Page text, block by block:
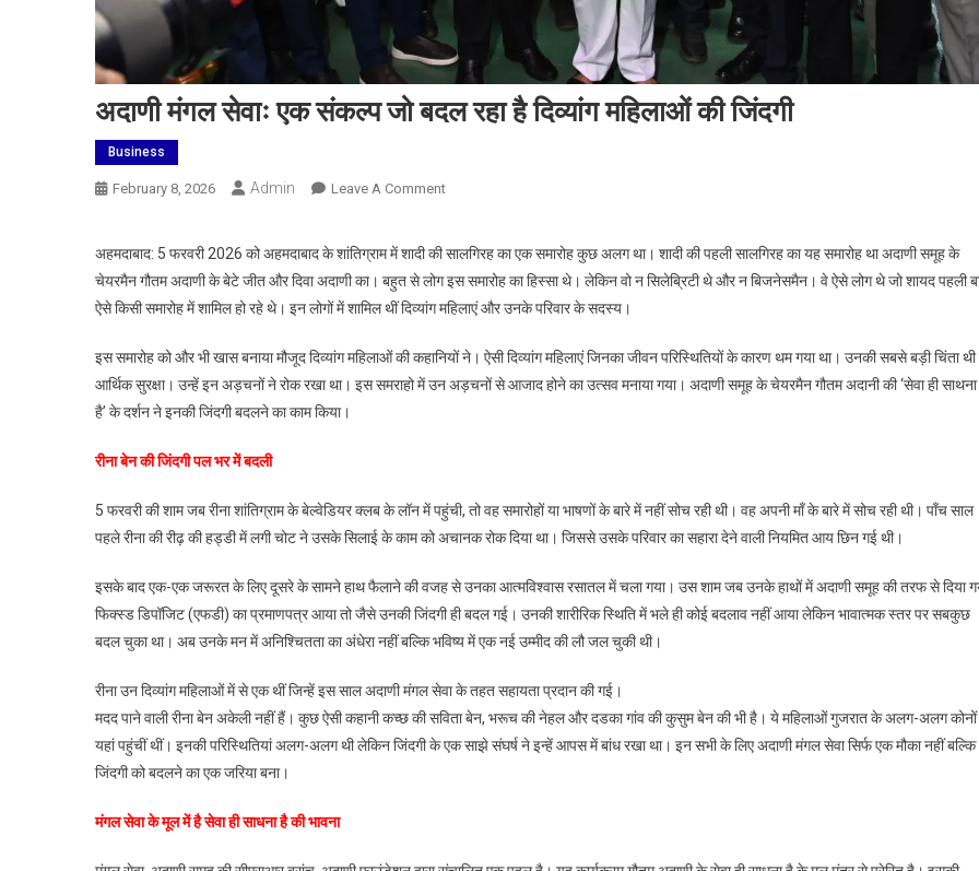
अदाणी मंगल सेवाः एक संकल्प जो बदल रहा है दिव्यांग महिलाओं की जिंदगी
Business
February 8, 2026 Admin Leave A CommentOn
सेवाः
एक
संकल्प
बदल
रहा
जिंदगी
अहमदाबाद: 5 फरवरी 2026 को अहमदाबाद के शांतिग्राम में शादी की सालगिरह का एक समारोह कुछ अलग था। शादी की पहली सालगिरह का यह समारोह था अदाणी समूह के
चेयरमैन गौतम अदाणी के बेटे जीत और दिवा अदाणी का। बहुत से लोग इस समारोह का हिस्सा थे। लेकिन वो न सिलेब्रिटी थे और न बिजनेसमैन। वे ऐसे लोग थे जो शायद पहली
ऐसे किसी समारोह में शामिल हो रहे थे। इन लोगों में शामिल थीं दिव्यांग महिलाएं और उनके परिवार के सदस्य।
इस समारोह को और भी खास बनाया मौजूद दिव्यांग महिलाओं की कहानियों ने। ऐसी दिव्यांग महिलाएं जिनका जीवन परिस्थितियों के कारण थम गया था। उनकी सबसे बड़ी चिंता थी
आर्थिक सुरक्षा। उन्हें इन अड़चनों ने रोक रखा था। इस समराहो में उन अड़चनों से आजाद होने का उत्सव मनाया गया। अदाणी समूह के चेयरमैन गौतम अदानी की ‘सेवा ही साथना
है’ के दर्शन ने इनकी जिंदगी बदलने का काम किया।
रीना बेन की जिंदगी पल भर में बदली
5 फरवरी की शाम जब रीना शांतिग्राम के बेल्वेडियर क्लब के लॉन में पहुंची, तो वह समारोहों या भाषणों के बारे में नहीं सोच रही थी। वह अपनी माँ के बारे में सोच रही थी। पाँच साल
पहले रीना की रीढ़ की हड्डी में लगी चोट ने उसके सिलाई के काम को अचानक रोक दिया था। जिससे उसके परिवार का सहारा देने वाली नियमित आय छिन गई थी।
इसके बाद एक-एक जरूरत के लिए दूसरे के सामने हाथ फैलाने की वजह से उनका आत्मविश्वास रसातल में चला गया। उस शाम जब उनके हाथों में अदाणी समूह की तरफ से दिया
फिक्स्ड डिपॉजिट (एफडी) का प्रमाणपत्र आया तो जैसे उनकी जिंदगी ही बदल गई। उनकी शारीरिक स्थिति में भले ही कोई बदलाव नहीं आया लेकिन भावात्मक स्तर पर सबकुछ
बदल चुका था। अब उनके मन में अनिश्चितता का अंधेरा नहीं बल्कि भविष्य में एक नई उम्मीद की लौ जल चुकी थी।
रीना उन दिव्यांग महिलाओं में से एक थीं जिन्हें इस साल अदाणी मंगल सेवा के तहत सहायता प्रदान की गई।
मदद पाने वाली रीना बेन अकेली नहीं हैं। कुछ ऐसी कहानी कच्छ की सविता बेन, भरूच की नेहल और दडका गांव की कुसुम बेन की भी है। ये महिलाओं गुजरात के अलग-अलग
यहां पहुंचीं थीं। इनकी परिस्थितियां अलग-अलग थी लेकिन जिंदगी के एक साझे संघर्ष ने इन्हें आपस में बांध रखा था। इन सभी के लिए अदाणी मंगल सेवा सिर्फ एक मौका नहीं बल्कि
जिंदगी को बदलने का एक जरिया बना।
मंगल सेवा के मूल में है सेवा ही साधना है की भावना